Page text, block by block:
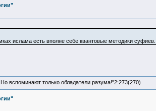
ислама есть вполне себе квантовые методики суфиев.
вспоминают только обладатели разума!"2:273(270)